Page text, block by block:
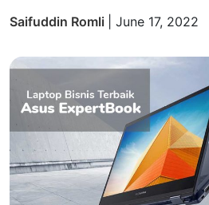
Saifuddin Romli June 17, 2022